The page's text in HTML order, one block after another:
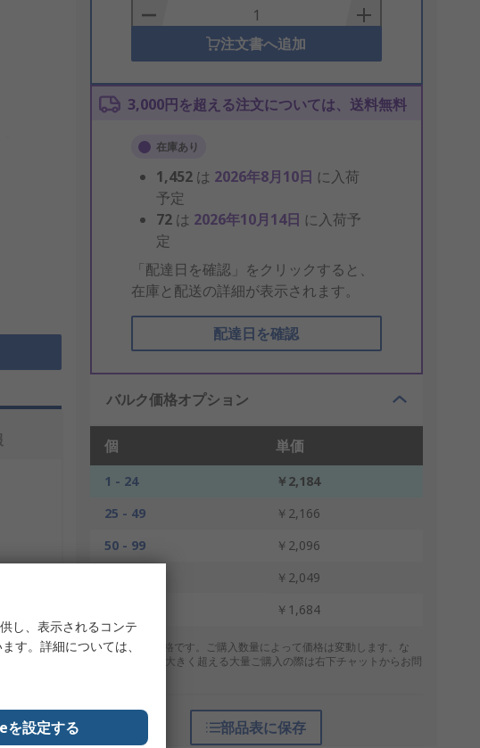
Basket
注文書へ追加
3,000円を超える注文については、送料無料
在庫あり
1,452 は 2026年8月10日 に入荷
予定
72 は 2026年10月14日 に入荷予
定
「配達日を確認」をクリックすると、
在庫と配送の詳細が表示されます。
配達日を確認
バルク価格オプション
個 単価
1 - 24
￥2,184
25 - 49
￥2,166
50 - 99
￥2,096
￥2,049
￥1,684
* 表示は参考価格です。ご購入数量によって価格は変動します。な
お、上記数量を大きく超える大量ご購入の際は右下チャットからお問
部品表に保存
し、表示されるコンテ
す。詳細については、
を設定する